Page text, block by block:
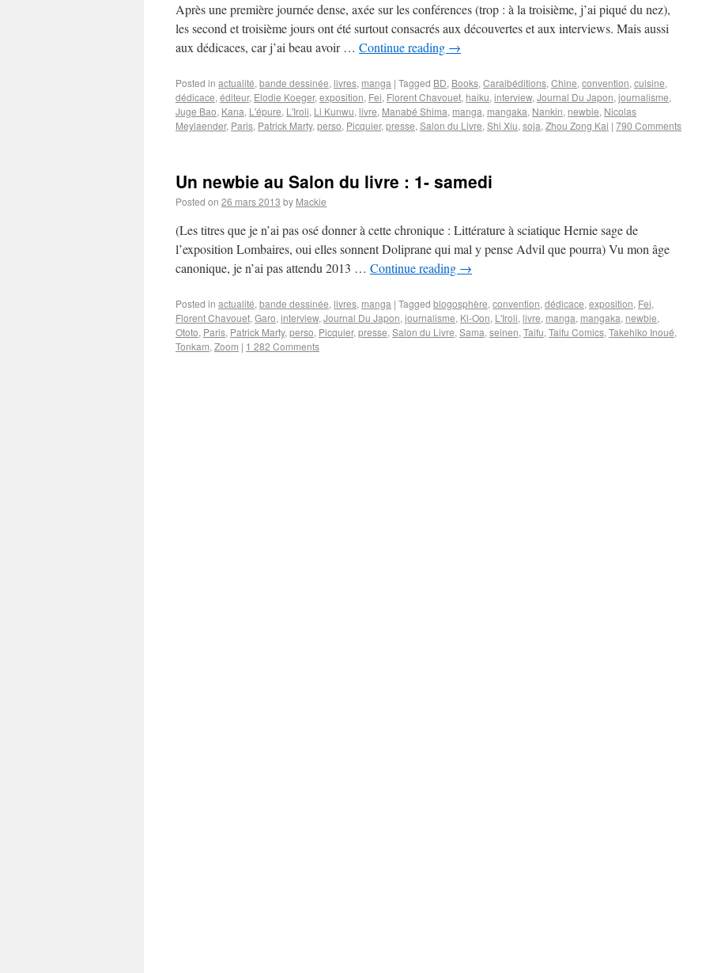
Après une première journée dense, axée sur les conférences (trop : à la troisième, j’ai piqué du nez),
les second et troisième jours ont été surtout consacrés aux découvertes et aux interviews. Mais aussi
aux dédicaces, car j’ai beau avoir … Continue reading →
Posted in actualité, bande dessinée, livres, manga | Tagged BD, Books, Caraibéditions, Chine, convention, cuisine,
dédicace, éditeur, Elodie Koeger, exposition, Fei, Florent Chavouet, haiku, interview, Journal Du Japon, journalisme,
Juge Bao, Kana, L'épure, L'Iroli, Li Kunwu, livre, Manabé Shima, manga, mangaka, Nankin, newbie, Nicolas
Meylaender, Paris, Patrick Marty, perso, Picquier, presse, Salon du Livre, Shi Xiu, soja, Zhou Zong Kai | 790 Comments
Un newbie au Salon du livre : 1- samedi
Posted on 26 mars 2013 by Mackie
(Les titres que je n’ai pas osé donner à cette chronique : Littérature à sciatique Hernie sage de
l’exposition Lombaires, oui elles sonnent Doliprane qui mal y pense Advil que pourra) Vu mon âge
canonique, je n’ai pas attendu 2013 … Continue reading →
Posted in actualité, bande dessinée, livres, manga | Tagged blogosphère, convention, dédicace, exposition, Fei,
Florent Chavouet, Garo, interview, Journal Du Japon, journalisme, Ki-Oon, L'Iroli, livre, manga, mangaka, newbie,
Ototo, Paris, Patrick Marty, perso, Picquier, presse, Salon du Livre, Sama, seinen, Taifu, Taifu Comics, Takehiko Inoué,
Tonkam, Zoom | 1 282 Comments